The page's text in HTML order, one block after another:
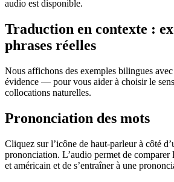
audio est disponible.
Traduction en contexte :
phrases réelles
Nous affichons des exemples bilingues
évidence — pour vous aider à choisir le
collocations naturelles.
Prononciation des mots
Cliquez sur l’icône de haut-parleur à côté
prononciation. L’audio permet de comparer
et américain et de s’entraîner à une